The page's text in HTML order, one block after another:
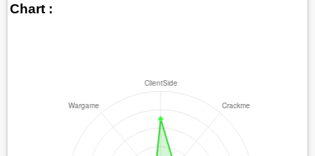
Chart :